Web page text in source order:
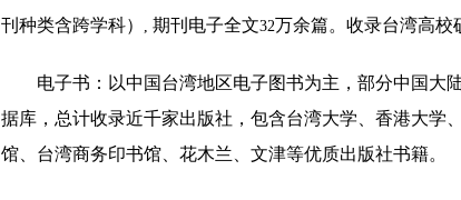
刊种类含跨学科）
, 期刊电子全文32万余篇。收录台湾高校
电子书：以中国台湾地区电子图书为主，部分中国大
据库，总计收录近千家出版社，包含台湾大学、香港大学
馆、台湾商务印书馆、花木兰、文津等优质出版社书籍。